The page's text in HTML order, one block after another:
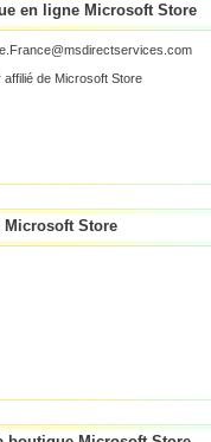
en ligne Microsoft Store
affilié de Microsoft Store
Microsoft Store